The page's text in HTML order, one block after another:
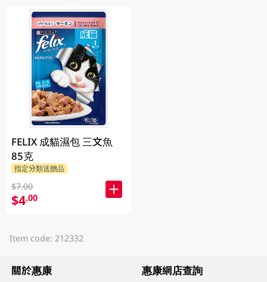
FELIX 成貓濕包 三文魚
85克
指定分類送贈品
$7.00
$4.00
Item code: 212332
關於惠康 惠康網店查詢